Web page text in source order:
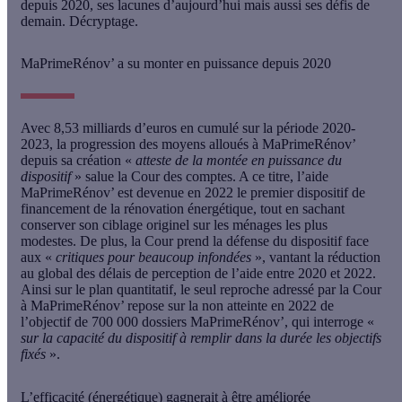
depuis 2020, ses lacunes d’aujourd’hui mais aussi ses défis de
demain. Décryptage.
MaPrimeRénov’ a su monter en puissance depuis 2020
Avec 8,53 milliards d’euros en cumulé sur la période 2020-
2023, la progression des moyens alloués à MaPrimeRénov’
depuis sa création « atteste de la montée en puissance du
dispositif» salue la Cour des comptes. A ce titre, l’aide
MaPrimeRénov’ est devenue en 2022 le premier dispositif de
financement de la rénovation énergétique, tout en sachant
conserver son ciblage originel sur les ménages les plus
modestes. De plus, la Cour prend la défense du dispositif face
aux « critiques pour beaucoup infondées », vantant la réduction
au global des délais de perception de l’aide entre 2020 et 2022.
Ainsi sur le plan quantitatif, le seul reproche adressé par la Cour
à MaPrimeRénov’ repose sur la non atteinte en 2022 de
l’objectif de 700 000 dossiers MaPrimeRénov’, qui interroge «
sur la capacité du dispositif à remplir dans la durée les objectifs
fixés ».
L’efficacité (énergétique) gagnerait à être améliorée